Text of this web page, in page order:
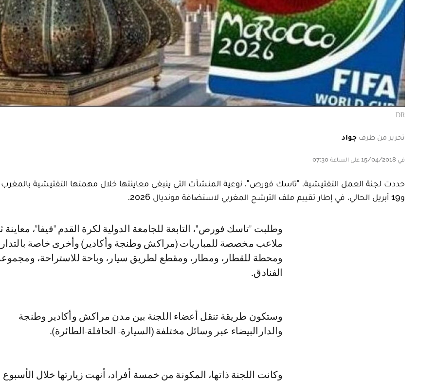
DR
تحرير من طرف جواد
في 15/04/2018 على الساعة 07:30
و19 أبريل الحالي، في إطار تقييم ملف الترشح المغربي لاستضافة مونديال 2026.
وطلبت "تاسك فورص"، التابعة للجامعة الدولية لكرة القدم "فيفا"، معاينة ثلاثة
ملاعب مخصصة للمباريات (مراكش وطنجة وأكادير) وأخرى خاصة
ومحطة للقطار، ومطار، ومقطع لطريق سيار، وباحة للاستراحة،
الفنادق.
وستكون طريقة تنقل أعضاء اللجنة بين مدن مراكش وأكادير وطنجة
والدارالبيضاء عبر وسائل مختلفة (السيارة- الحافلة-الطائرة).
وكانت اللجنة ذاتها، المكونة من خمسة أفراد، أنهت زيارتها خلال الأسبوع